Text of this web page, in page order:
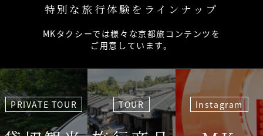
特別な旅行体験をラインナップ
MKタクシーでは様々な京都旅コンテンツを
ご用意しています。
PRIVATE TOUR TOUR Instagram